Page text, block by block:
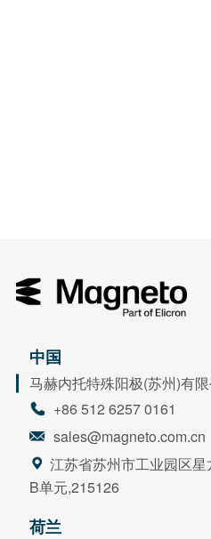
中国
马赫内托特殊阳极(苏州)有
+86 512 6257 0161
sales@magneto.com.cn
江苏省苏州市工业园区
B单元,215126
荷兰